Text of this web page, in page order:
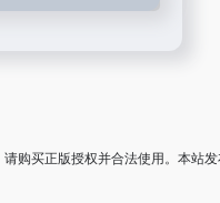
购买正版授权并合法使用。本站